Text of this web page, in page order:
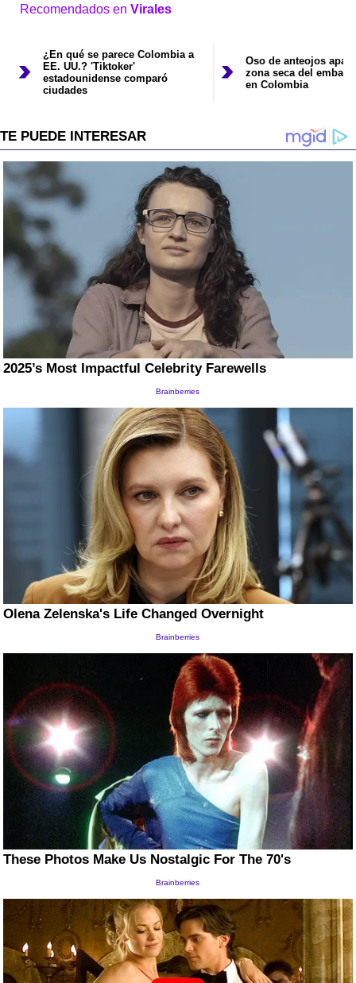
Recomendados en Virales
¿En qué se parece Colombia a
EE. UU.? 'Tiktoker'
estadounidense comparó
ciudades
Oso de anteojos
zona seca del
en Colombia